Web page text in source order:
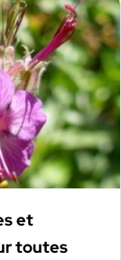
et
toutes